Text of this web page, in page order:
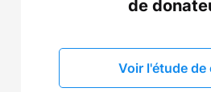
de
Voir l'étude de